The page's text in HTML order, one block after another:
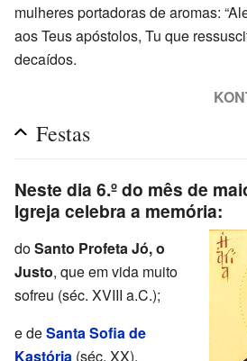
mulheres portadoras de aromas:
aos Teus apóstolos, Tu que
decaídos.
Festas
Neste dia 6.º do mês de
Igreja celebra a memória:
doSanto Profeta Jó, o
Justo, que em vida muito
sofreu (séc. XVIII a.C.);
e deSanta Sofia de
Kastória (séc. XX).